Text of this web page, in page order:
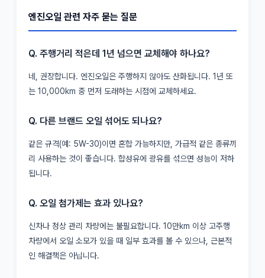
엔진오일 관련 자주 묻는 질문
Q. 주행거리 적은데 1년 넘으면 교체해야 하나요?
네, 권장합니다. 엔진오일은 주행하지 않아도 산화됩니다. 1년 또
는 10,000km 중 먼저 도래하는 시점에 교체하세요.
Q. 다른 브랜드 오일 섞어도 되나요?
같은 규격(예: 5W-30)이면 혼합 가능하지만, 가급적 같은 종류끼
리 사용하는 것이 좋습니다. 합성유에 광유를 섞으면 성능이 저하
됩니다.
Q. 오일 첨가제는 효과 있나요?
신차나 정상 관리 차량에는 불필요합니다. 10만km 이상 고주행
차량에서 오일 소모가 있을 때 일부 효과를 볼 수 있으나, 근본적
인 해결책은 아닙니다.